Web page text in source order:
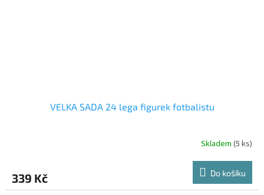
VELKA SADA 24 lega figurek fotbalistu
Skladem (5 ks)
339 Kč Do košíku